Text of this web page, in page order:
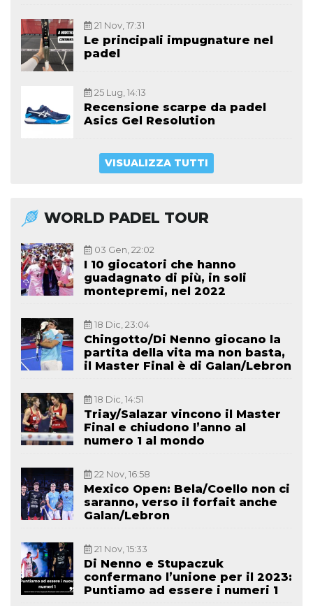
21 Nov, 17:31
Le principali impugnature nel
padel
25 Lug, 14:13
Recensione scarpe da padel
Asics Gel Resolution
VISUALIZZA TUTTI
WORLD PADEL TOUR
03 Gen, 22:02
I 10 giocatori che hanno
guadagnato di più, in soli
montepremi, nel 2022
18 Dic, 23:04
Chingotto/Di Nenno giocano la
partita della vita ma non basta,
il Master Final è di Galan/Lebron
18 Dic, 14:51
Triay/Salazar vincono il Master
Final e chiudono l’anno al
numero 1 al mondo
22 Nov, 16:58
Mexico Open: Bela/Coello non ci
saranno, verso il forfait anche
Galan/Lebron
21 Nov, 15:33
Di Nenno e Stupaczuk
confermano l’unione per il 2023:
Puntiamo ad essere i numeri 1